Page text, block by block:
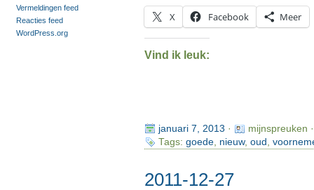
X Facebook Meer
Vind ik leuk:
januari 7, 2013 ·
mijnspreuken
Tags: goede, nieuw, oud
2011-12-27
Vermeldingen feed
Reacties feed
WordPress.org